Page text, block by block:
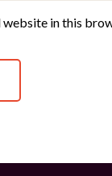
website in this